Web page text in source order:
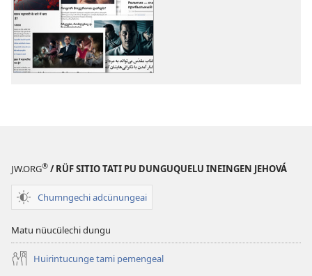
JW.ORG® / RÜF SITIO TATI PU DUNGUQUELU INEINGEN JEHOVÁ
Chumngechi adcünungeai
Matu nüucülechi dungu
Huirintucunge tami pemengeal